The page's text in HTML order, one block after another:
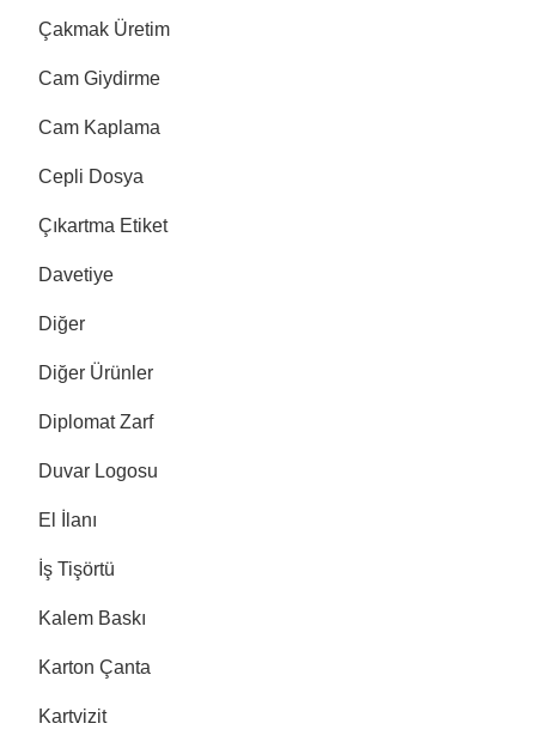
Çakmak Üretim
Cam Giydirme
Cam Kaplama
Cepli Dosya
Çıkartma Etiket
Davetiye
Diğer
Diğer Ürünler
Diplomat Zarf
Duvar Logosu
El İlanı
İş Tişörtü
Kalem Baskı
Karton Çanta
Kartvizit